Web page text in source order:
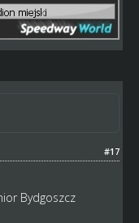
#17
Bydgoszcz